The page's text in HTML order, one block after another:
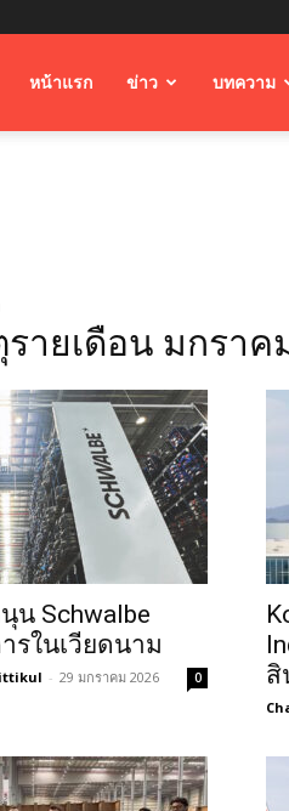
หน้าแรก ข่าว บทความ
ายเดือน มกราค
น Schwalbe
รในเวียดนาม
- 29 มกราคม 2026 0
สิ